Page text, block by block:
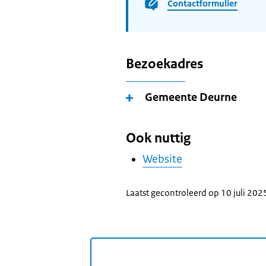
Contactformulier
Bezoekadres
Gemeente Deurne
Ook nuttig
Website
Laatst gecontroleerd op 10 juli